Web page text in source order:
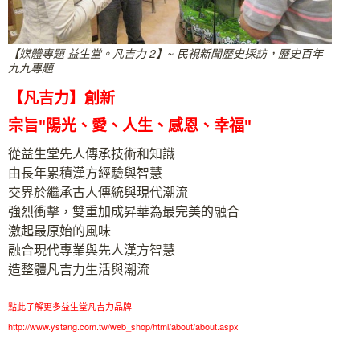
【媒體專題 益生堂。凡吉力 2】~ 民視新聞歷史採訪，歷史百年
九九專題
【凡吉力】創新
宗旨"陽光、愛、人生、感恩、幸福"
從益生堂先人傳承技術和知識
由長年累積漢方經驗與智慧
交界於繼承古人傳統與現代潮流
強烈衝擊，雙重加成昇華為最完美的融合
激起最原始的風味
融合現代專業與先人漢方智慧
造整體凡吉力生活與潮流
點此了解更多益生堂凡吉力品牌
http://www.ystang.com.tw/web_shop/html/about/about.aspx